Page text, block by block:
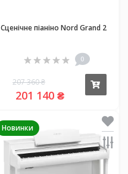
Сценічне піаніно Nord Grand 2
0
207 360 ₴
201 140 ₴
Новинки